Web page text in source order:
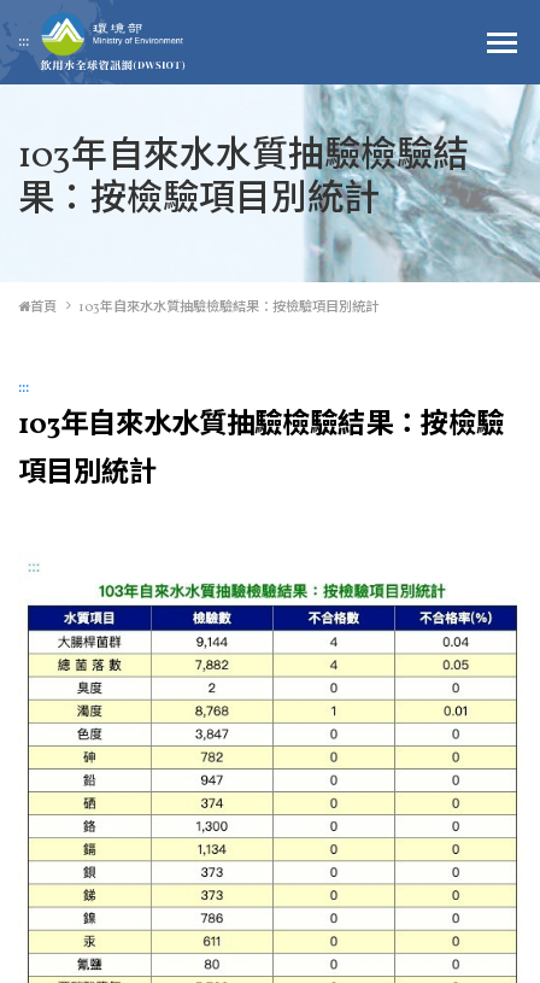
跳到主要內容區塊
:::
103年自來水水質抽驗檢驗結
果：按檢驗項目別統計
首頁 103年自來水水質抽驗檢驗結果：按檢驗項目別統計
:::
103年自來水水質抽驗檢驗結果：按檢驗
項目別統計